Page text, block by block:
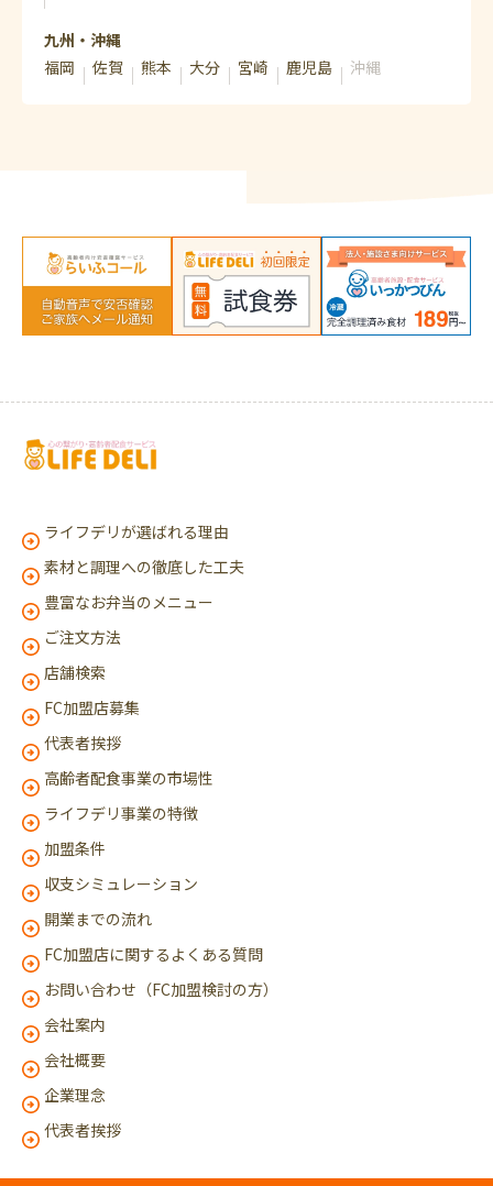
九州・沖縄
福岡
佐賀 熊本 大分 宮崎 鹿児島 沖縄
ライフデリが選ばれる理由
素材と調理への徹底した工夫
豊富なお弁当のメニュー
ご注文方法
店舗検索
FC加盟店募集
代表者挨拶
高齢者配食事業の市場性
ライフデリ事業の特徴
加盟条件
収支シミュレーション
開業までの流れ
FC加盟店に関するよくある質問
お問い合わせ（FC加盟検討の方）
会社案内
会社概要
企業理念
代表者挨拶